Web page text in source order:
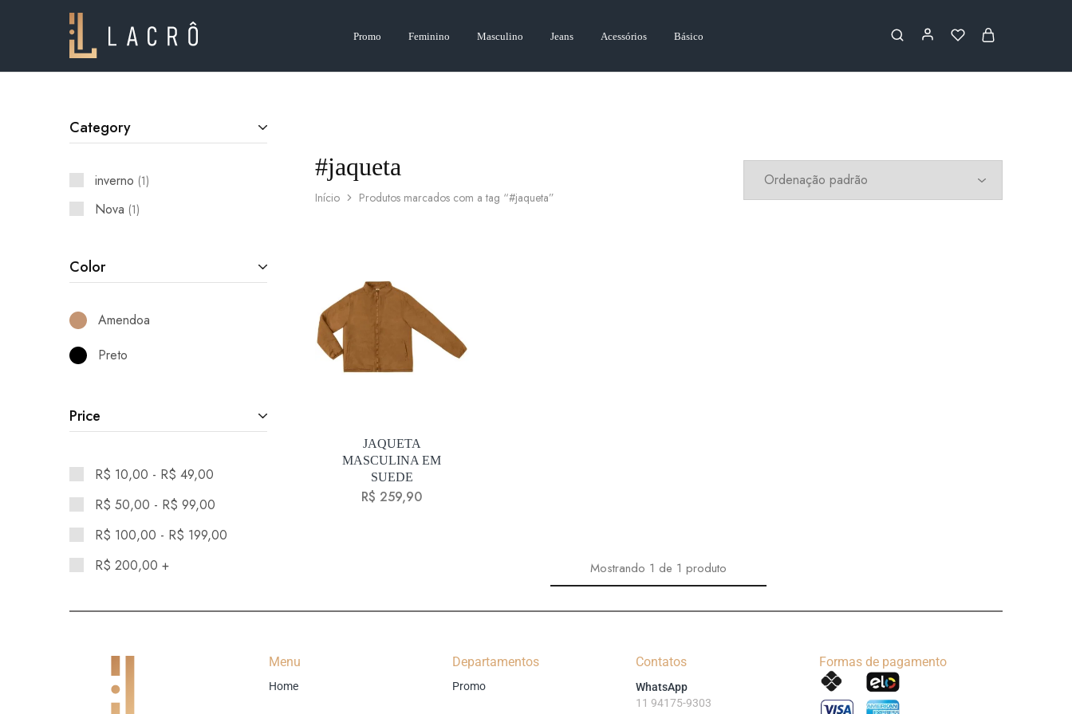
Lacrô
Wear
Promo Feminino Masculino Jeans Acessórios Básico
#jaqueta
Início Produtos marcados com a tag “#jaqueta”
JAQUETA
MASCULINA EM
SUEDE
R$ 259,90
Mostrando 1de 1produto
Category
inverno 1
Nova 1
Color
Amendoa
Preto
Price
R$ 10,00 - R$ 49,00
R$ 50,00 - R$ 99,00
R$ 100,00 - R$ 199,00
R$ 200,00 +
Menu
Home
Departamentos
Promo
Contatos
WhatsApp
11 94175-9303
Formas de pagamento